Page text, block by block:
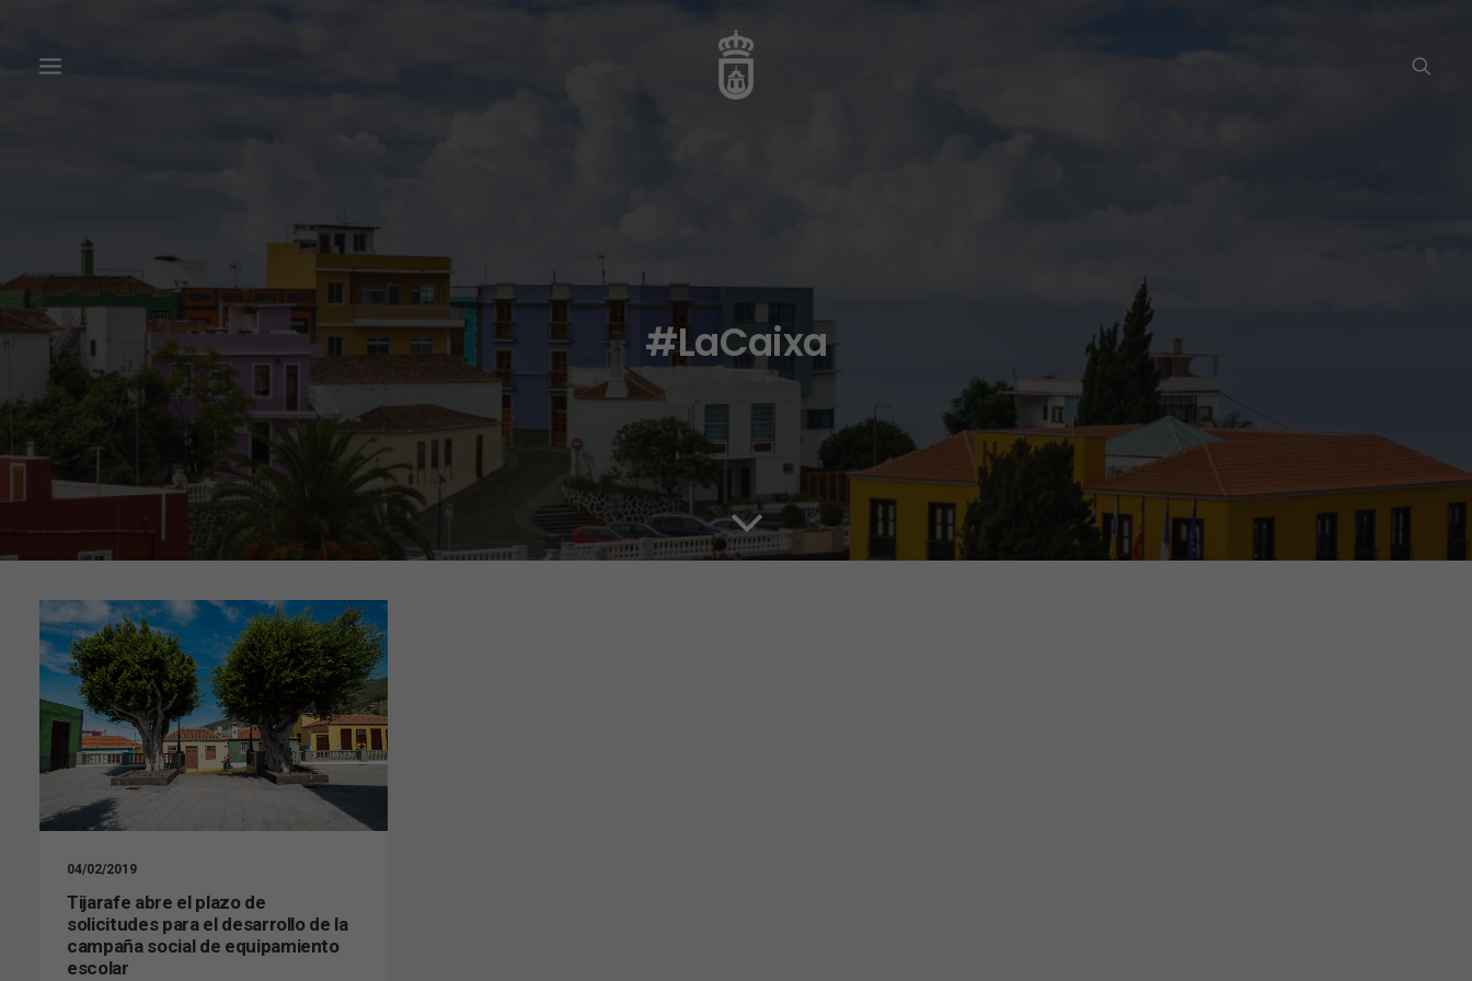
#LaCaixa
04/02/2019
Tijarafe abre el plazo de
solicitudes para el desarrollo de la
campaña social de equipamiento
escolar